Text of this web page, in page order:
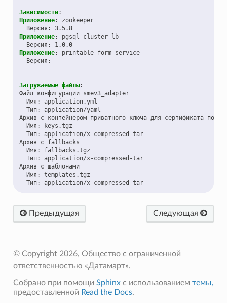
Зависимости:
Приложение:
zookeeper
Версия :
3.5.8
Приложение:
pgsql_cluster_lb
Версия :
1.0.0
Приложение:
printable-form-service
Версия :
Загружаемые файлы:
Файл конфигурации smev3_adapter
Имя :
application.yml
Тип:
application/yaml
Архив с контейнером приватного ключа для сертификата
Имя :
keys.tgz
Тип:
application/x-compressed-tar
Архив с fallbacks
Имя :
fallbacks.tgz
Тип:
application/x-compressed-tar
Архив с шаблонами
Имя :
templates.tgz
Тип: application/x-compressed-tar
Предыдущая Следующая
© Copyright 2026, Общество с ограниченной
ответственностью «Датамарт».
Собрано при помощи Sphinxс использованием темы,
предоставленной Read the Docs.